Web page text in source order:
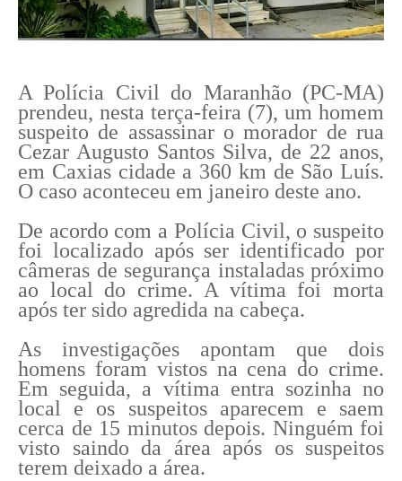
A Polícia Civil do Maranhão (PC-MA)
prendeu, nesta terça-feira (7), um homem
suspeito de assassinar o morador de rua
Cezar Augusto Santos Silva, de 22 anos,
em Caxias cidade a 360 km de São Luís.
O caso aconteceu em janeiro deste ano.
De acordo com a Polícia Civil, o suspeito
foi localizado após ser identificado por
câmeras de segurança instaladas próximo
ao local do crime. A vítima foi morta
após ter sido agredida na cabeça.
As investigações apontam que dois
homens foram vistos na cena do crime.
Em seguida, a vítima entra sozinha no
local e os suspeitos aparecem e saem
cerca de 15 minutos depois. Ninguém foi
visto saindo da área após os suspeitos
terem deixado a área.